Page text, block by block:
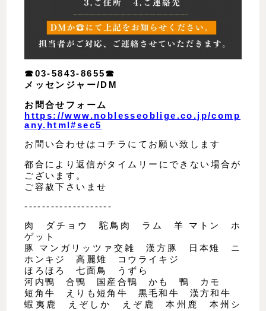
☎︎03-5843-8655☎︎
メッセンジャー/DM
お問合せフォーム
https://www.noblesseoblige.co.jp/comp
any.html#sec5
お問い合わせはコチラにてお願い致します
都合により返信がタイムリーにできない場合が
ございます。
ご容赦下さいませ
--------------------
肉 ダチョウ 駝鳥肉 ラム 羊 マトン ホ
ゲット
豚 マンガリッツァ交雑 漢方豚 日本雉 ニ
ホンキジ 高麗雉 コウライキジ
ほろほろ 七面鳥 うずら
河内鴨 合鴨 国産合鴨 かも 鴨 カモ
短角牛 えりも短角牛 黒毛和牛 漢方和牛
蝦夷鹿 えぞしか えぞ鹿 本州鹿 本州シ